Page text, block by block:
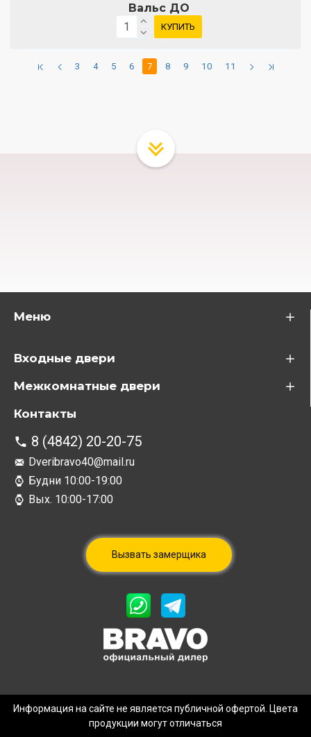
Вальс ДО
КУПИТЬ
3 4 5 6 7 8 9 10 11
Меню
Входные двери
Межкомнатные двери
Контакты
8 (4842) 20-20-75
Dveribravo40@mail.ru
Будни 10:00-19:00
Вых. 10:00-17:00
Вызвать замерщика
Информация на сайте не является публичной офертой. Цвета
продукции могут отличаться